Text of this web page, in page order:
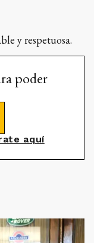
y respetuosa.
poder
aquí